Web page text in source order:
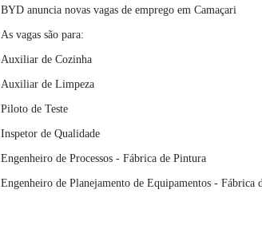
BYD anuncia novas vagas de emprego em Camaçari
As vagas são para:
Auxiliar de Cozinha
Auxiliar de Limpeza
Piloto de Teste
Inspetor de Qualidade
Engenheiro de Processos - Fábrica de Pintura
Engenheiro de Planejamento de Equipamentos - Fábrica